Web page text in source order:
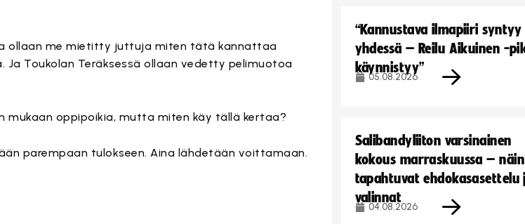
ollaan me mietitty juttuja miten tätä kannattaa
Ja Toukolan Teräksessä ollaan vedetty pelimuotoa
mukaan oppipoikia, mutta miten käy tällä kertaa?
parempaan tulokseen. Aina lähdetään voittamaan.
“Kannustava ilmapiiri syntyy
yhdessä – Reilu Aikuinen -
käynnistyy”
05.08.2026
Salibandyliiton varsinainen
kokous marraskuussa – näin
tapahtuvat ehdokasasettelu
valinnat
04.08.2026